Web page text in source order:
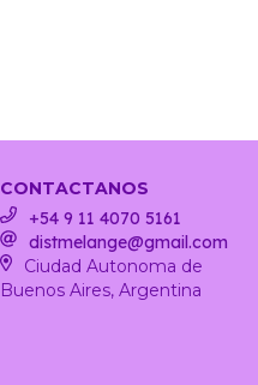
CONTACTANOS
+54 9 11 4070 5161
distmelange@gmail.com
Ciudad Autonoma de
Buenos Aires, Argentina